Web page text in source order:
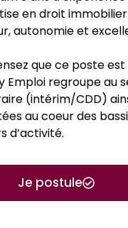
en droit
autonomie et
que ce poste
Emploi regroupe au
(intérim/CDD)
au coeur des
d’activité.
Je postule